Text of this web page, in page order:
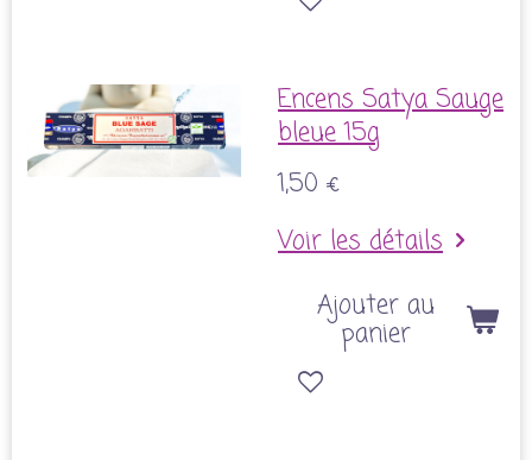
Encens Satya Sauge
bleue 15g
1,50 €
Voir les détails
Ajouter au
panier